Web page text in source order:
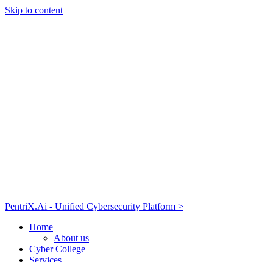
Skip to content
PentriX.Ai - Unified Cybersecurity Platform >
Home
About us
Cyber College
Services